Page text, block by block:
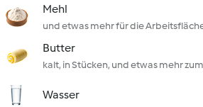
Mehl
und etwas mehr für die
Butter
kalt, in Stücken, und etwas mehr
Wasser